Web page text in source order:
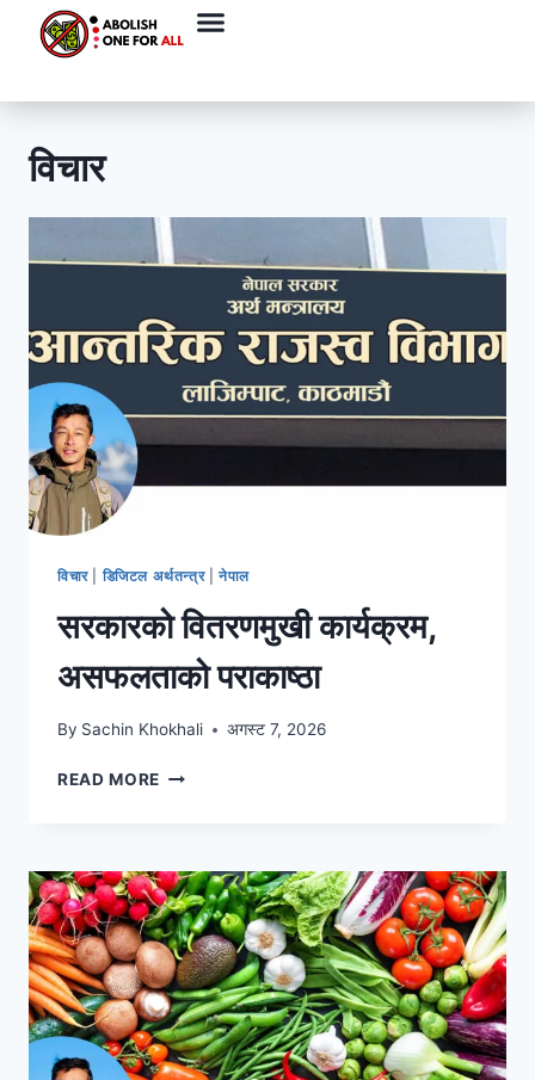
विचार
विचार| डिजिटल अर्थतन्त्र| नेपाल
सरकारको वितरणमुखी कार्यक्रम,
असफलताको पराकाष्ठा
By Sachin Khokhali अगस्ट 7, 2026
READ MORE